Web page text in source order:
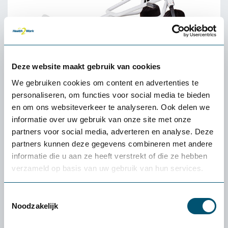
Deze website maakt gebruik van cookies
We gebruiken cookies om content en advertenties te
personaliseren, om functies voor social media te bieden
en om ons websiteverkeer te analyseren. Ook delen we
informatie over uw gebruik van onze site met onze
partners voor social media, adverteren en analyse. Deze
partners kunnen deze gegevens combineren met andere
informatie die u aan ze heeft verstrekt of die ze hebben
verzameld op basis van uw gebruik van hun services.
Noodzakelijk